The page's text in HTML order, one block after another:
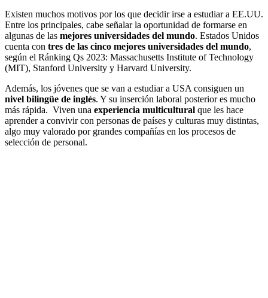
Existen muchos motivos por los que decidir irse a estudiar a EE.UU.
Entre los principales, cabe señalar la oportunidad de formarse en
algunas de las mejores universidades del mundo. Estados Unidos
cuenta con tres de las cinco mejores universidades del mundo,
según el Ránking Qs 2023: Massachusetts Institute of Technology
(MIT), Stanford University y Harvard University.
Además, los jóvenes que se van a estudiar a USA consiguen un
nivel bilingüe de inglés. Y su inserción laboral posterior es mucho
más rápida. Viven una experiencia multicultural que les hace
aprender a convivir con personas de países y culturas muy distintas,
algo muy valorado por grandes compañías en los procesos de
selección de personal.